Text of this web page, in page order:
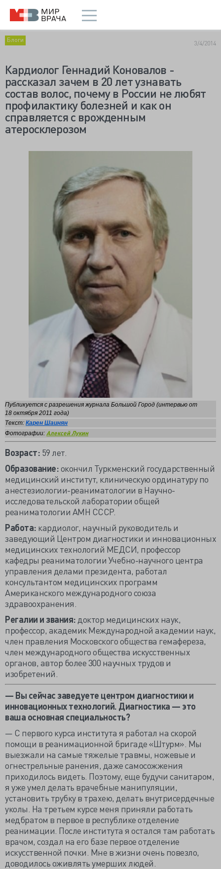
Блоги 3/4/2014
Кардиолог Геннадий Коновалов -
рассказал зачем в 20 лет узнавать
состав волос, почему в России не любят
профилактику болезней и как он
справляется с врожденным
атеросклерозом
Публикуется с разрешения журнала Большой Город (интервью от
18 октября 2011 года)
Текст: Карен Шаинян
Фотографии: Алексей Лукин
Возраст: 59 лет.
Образование:окончил Туркменский государственный
медицинский институт, клиническую ординатуру по
анестезиологии-реаниматологии в Научно-
исследовательской лаборатории общей
реаниматологии АМН СССР.
Работа: кардиолог, научный руководитель и
заведующий Центром диагностики и инновационных
медицинских технологий МЕДСИ, профессор
кафедры реаниматологии Учебно-научного центра
управления делами президента, работал
консультантом медицинских программ
Американского международного союза
здравоохранения.
Регалии и звания: доктор медицинских наук,
профессор, академик Международной академии наук,
член правления Московского общества гемафереза,
член международного общества искусственных
органов, автор более 300 научных трудов и
изобретений.
— Вы сейчас заведуете центром диагностики и
инновационных технологий. Диагностика — это
ваша основная специальность?
— С первого курса института я работал на скорой
помощи в реанимационной бригаде «Штурм». Мы
выезжали на самые тяжелые травмы, ножевые и
огнестрельные ранения, даже самосожжения
приходилось видеть. Поэтому, еще будучи санитаром,
я уже умел делать врачебные манипуляции,
установить трубку в трахею, делать внутрисердечные
уколы. На третьем курсе меня приняли работать
медбратом в первое в республике отделение
реанимации. После института я остался там работать
врачом, создал на его базе первое отделение
искусственной почки. Мне в жизни очень повезло,
доводилось оживлять умерших людей.